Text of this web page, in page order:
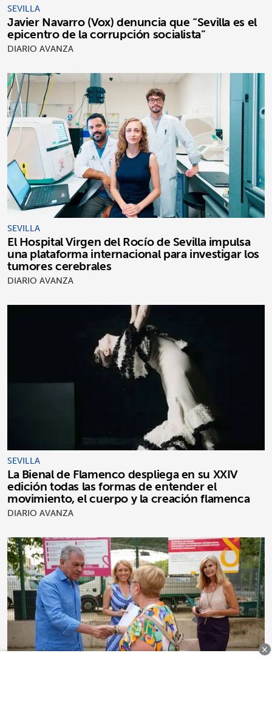
SEVILLA
Javier Navarro (Vox) denuncia que “Sevilla es el
epicentro de la corrupción socialista”
DIARIO AVANZA
SEVILLA
El Hospital Virgen del Rocío de Sevilla impulsa
una plataforma internacional para investigar los
tumores cerebrales
DIARIO AVANZA
SEVILLA
La Bienal de Flamenco despliega en su XXIV
edición todas las formas de entender el
movimiento, el cuerpo y la creación flamenca
DIARIO AVANZA
×